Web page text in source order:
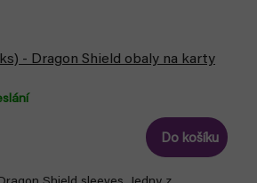
- Dragon Shield obaly na karty
Do košíku